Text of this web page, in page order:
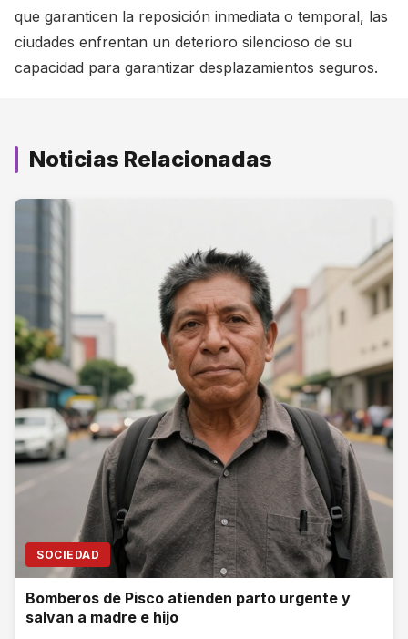
que garanticen la reposición inmediata o temporal, las
ciudades enfrentan un deterioro silencioso de su
capacidad para garantizar desplazamientos seguros.
Noticias Relacionadas
SOCIEDAD
Bomberos de Pisco atienden parto urgente y
salvan a madre e hijo